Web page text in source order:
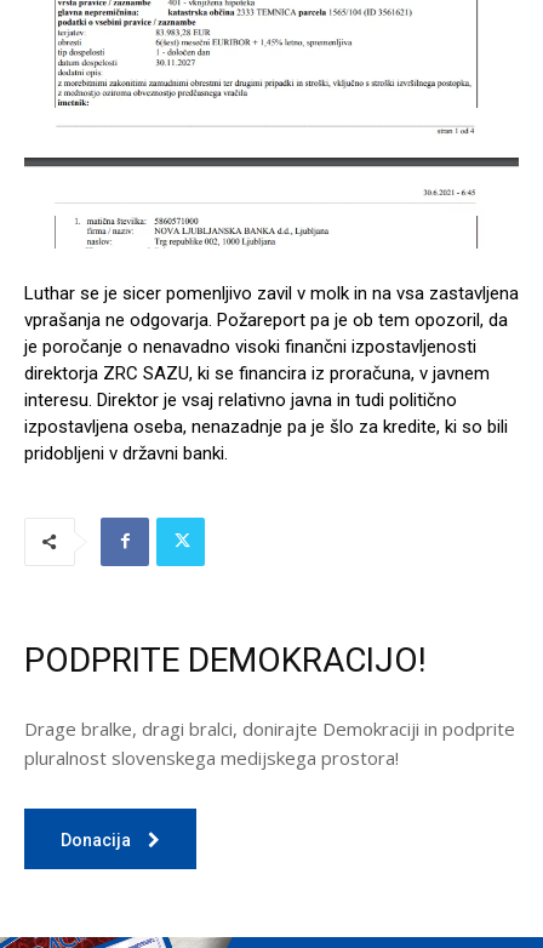
Luthar se je sicer pomenljivo zavil v molk in na vsa zastavljena
vprašanja ne odgovarja. Požareport pa je ob tem opozoril, da
je poročanje o nenavadno visoki finančni izpostavljenosti
direktorja ZRC SAZU, ki se financira iz proračuna, v javnem
interesu. Direktor je vsaj relativno javna in tudi politično
izpostavljena oseba, nenazadnje pa je šlo za kredite, ki so bili
pridobljeni v državni banki.
PODPRITE DEMOKRACIJO!
Drage bralke, dragi bralci, donirajte Demokraciji in podprite
pluralnost slovenskega medijskega prostora!
Donacija